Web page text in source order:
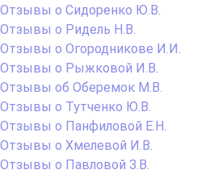
Отзывы о Сидоренко Ю.В.
Отзывы о Ридель Н.В.
Отзывы о Огородникове И.И.
Отзывы о Рыжковой И.В.
Отзывы об Оберемок М.В.
Отзывы о Тутченко Ю.В.
Отзывы о Панфиловой Е.Н.
Отзывы о Хмелевой И.В.
Отзывы о Павловой З.В.